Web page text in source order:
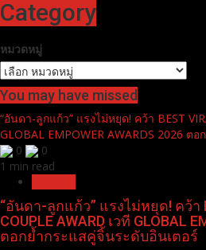
Category
หมวดหมู่
You may have missed
“อันดา-ลูกแก้ว” แรงไม่หยุด! คว้า BEST
GLOBAL EMPOWER AWARDS 2026 ต
0
0
1 min read
“อันดา-ลูกแก้ว” แรงไม่หยุด! คว้า
COUPLE AWARD เวที GLOBAL
ตอกย้ำกระแสคู่จิ้นระดับอินเตอร์